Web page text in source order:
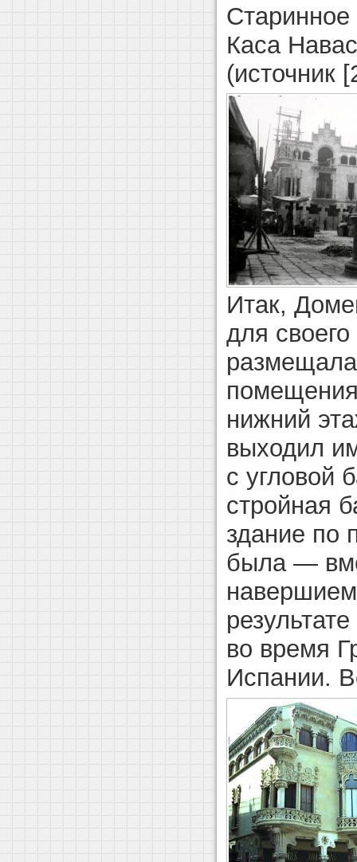
Старинное
Каса
(источник
Итак,
для
нижний
выходил
с угловой
стройная
здание по
была —
во время
Испании.